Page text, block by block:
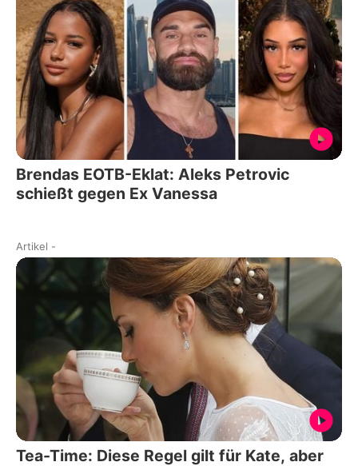
Brendas EOTB-Eklat: Aleks Petrovic
schießt gegen Ex Vanessa
Artikel -
Tea-Time: Diese Regel gilt für Kate, aber